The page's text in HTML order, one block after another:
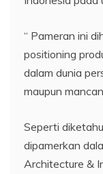
“ Pameran ini
positioning
dalam dunia
maupun
Seperti
dipamerkan
Architecture &